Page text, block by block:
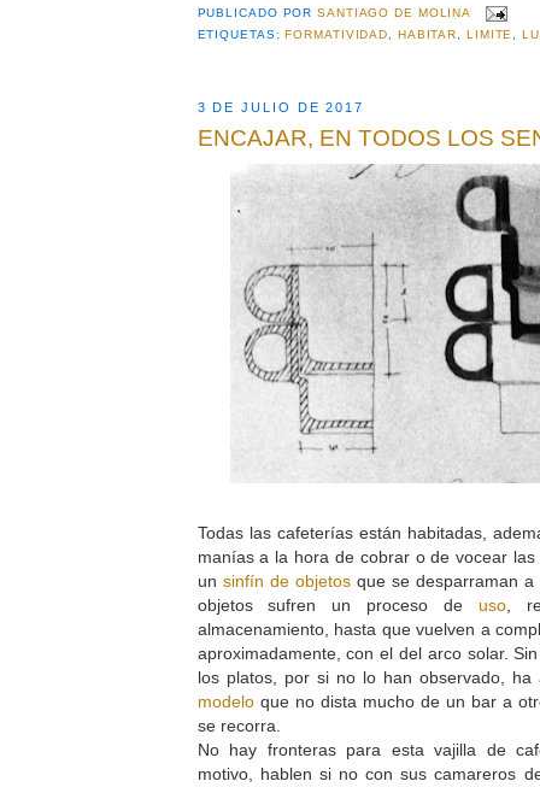
PUBLICADO PORSANTIAGO DE MOLINA
ETIQUETAS:FORMATIVIDAD HABITAR LIMITE ,
3 DE JULIO DE 2017
ENCAJAR, EN TODOS LOS
Todas las cafeterías están habitadas,
manías a la hora de cobrar o de vocear
un sinfín de objetosque se desparraman a
objetos sufren un proceso de uso,
almacenamiento, hasta que vuelven a
aproximadamente, con el del arco solar.
los platos, por si no lo han observado,
modeloque no dista mucho de un bar a
se recorra.
No hay fronteras para esta vajilla de
motivo, hablen si no con sus camareros